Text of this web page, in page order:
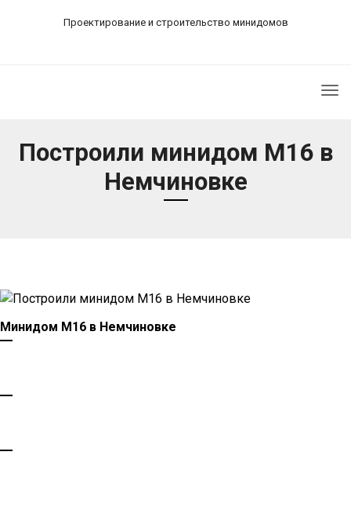
Проектирование и строительство минидомов
Построили минидом М16 в
Немчиновке
Минидом М16 в Немчиновке